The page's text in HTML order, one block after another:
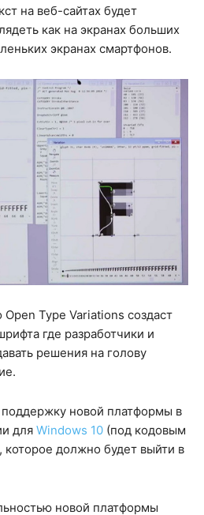
на веб-сайтах будет
как на экранах больших
экранах смартфонов.
Type Variations создаст
где разработчики и
решения на голову
поддержку новой платформы в
для Windows 10 (под кодовым
которое должно будет выйти в
новой платформы